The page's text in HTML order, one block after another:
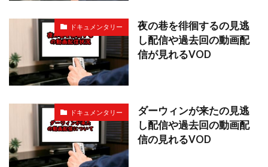
ドキュメンタリー
夜の巷を徘徊するの見逃
し配信や過去回の動画配
信が見れるVOD
ドキュメンタリー
ダーウィンが来たの見逃
し配信や過去回の動画配
信の見れるVOD